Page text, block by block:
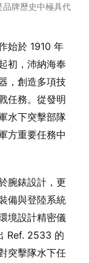
牌歷史中極具代
始於 1910 年
初，沛納海奉
，創造多項技
任務。從發明
水下突擊部隊
方重要任務中
腕錶設計，更
備與登陸系統
境設計精密儀
Ref. 2533 的
突擊隊水下任